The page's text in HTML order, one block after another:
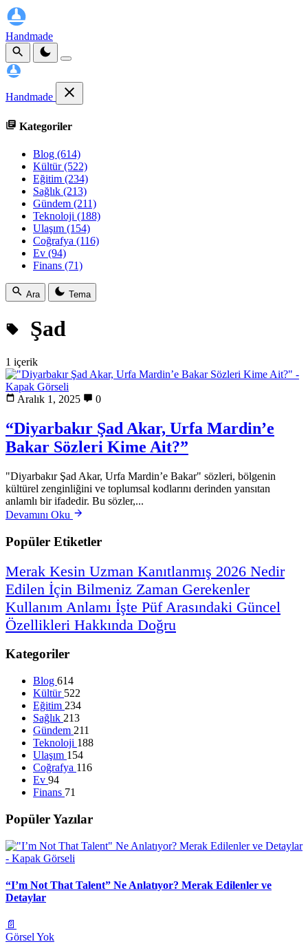
Handmade
Handmade
Kategoriler
Blog (614)
Kültür(522)
Eğitim (234)
Sağlık (213)
Gündem (211)
Teknoloji (188)
Ulaşım (154)
Coğrafya (116)
Ev (94)
Finans (71)
Ara Tema
Şad
1 içerik
Aralık 1, 2025 0
“Diyarbakır Şad Akar, Urfa Mardin’e
Bakar Sözleri Kime Ait?”
"Diyarbakır Şad Akar, Urfa Mardin’e Bakar" sözleri, bölgenin
kültürel zenginliğini ve toplumsal kodlarını derinden yansıtan
anlamlı bir ifadedir. Bu sözler,...
Devamını Oku
Popüler Etiketler
Merak Kesin Uzman Kanıtlanmış 2026 Nedir
Edilen İçin Bilmeniz Zaman Gerekenler
Kullanım Anlamı İşte Püf Arasındaki Güncel
Özellikleri Hakkında Doğru
Kategoriler
Blog 614
Kültür 522
Eğitim 234
Sağlık 213
Gündem 211
Teknoloji 188
Ulaşım 154
Coğrafya 116
Ev 94
Finans 71
Popüler Yazılar
“I’m Not That Talent” Ne Anlatıyor? Merak Edilenler ve
Detaylar
📄
Görsel Yok